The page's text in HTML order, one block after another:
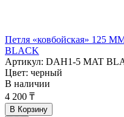
Петля «ковбойская» 125
BLACK
Артикул: DAH1-5 MAT
Цвет: черный
В наличии
4 200 ₸
В Корзину